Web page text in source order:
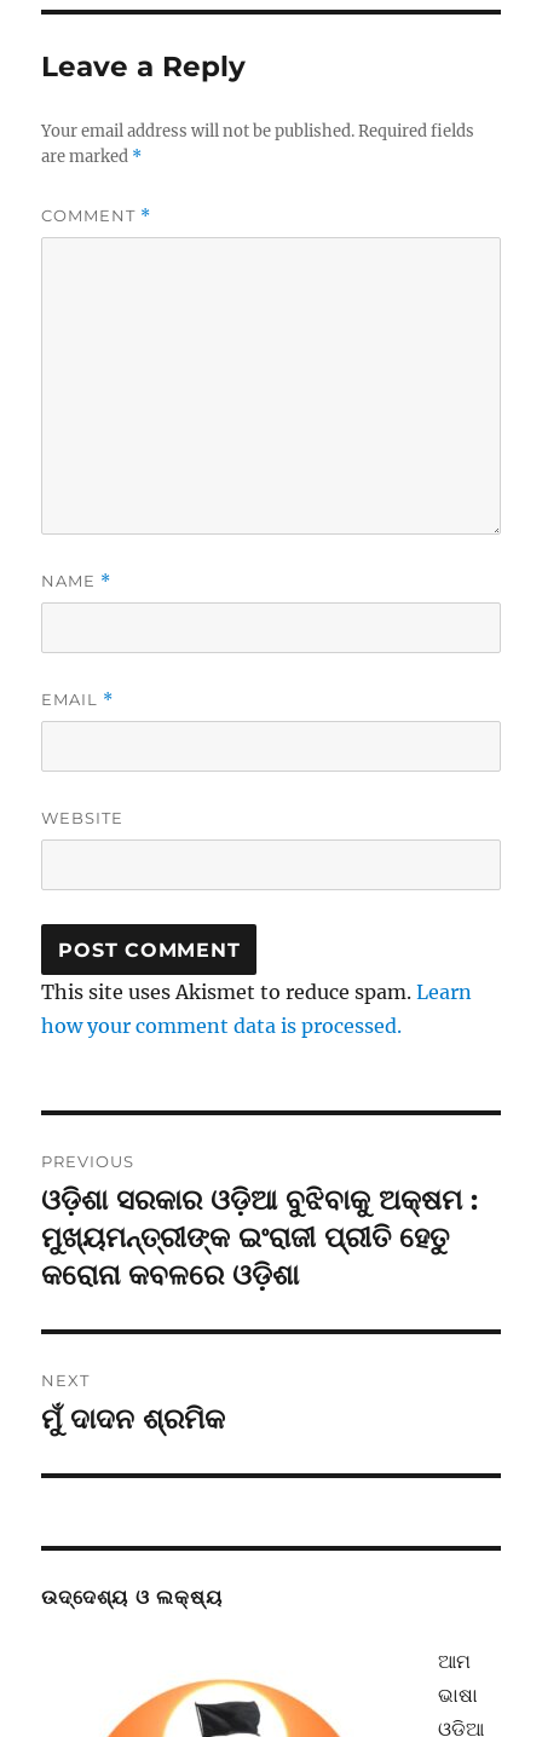
Leave a Reply
Your email address will not be published. Required fields
are marked *
COMMENT *
NAME *
EMAIL *
WEBSITE
This site uses Akismet to reduce spam.Learn
how your comment data is processed.
navigation
PREVIOUS
Previous
post:
ଓଡ଼ିଶା ସରକାର ଓଡ଼ିଆ ବୁଝିବାକୁ ଅକ୍ଷମ :
ମୁଖ୍ୟମନ୍ତ୍ରୀଙ୍କ ଇଂରାଜୀ ପ୍ରୀତି ହେତୁ
କରୋନା କବଳରେ ଓଡ଼ିଶା
NEXT
Next
ମୁଁ ଦାଦନ ଶ୍ରମିକ
ଉଦ୍ଦେଶ୍ୟ ଓ ଲକ୍ଷ୍ୟ
ଆମ
ଭାଷା
ଓଡ଼ିଆ